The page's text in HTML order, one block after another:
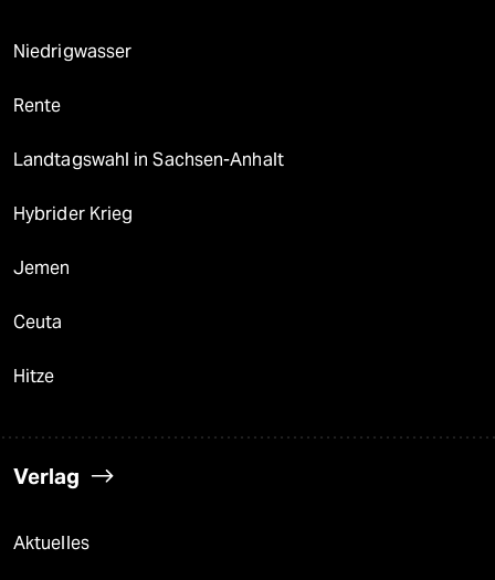
Niedrigwasser
Rente
Landtagswahl in Sachsen-Anhalt
Hybrider Krieg
Jemen
Ceuta
Hitze
Verlag
Aktuelles